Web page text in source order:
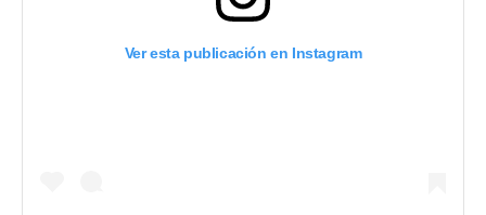
Ver esta publicación en Instagram